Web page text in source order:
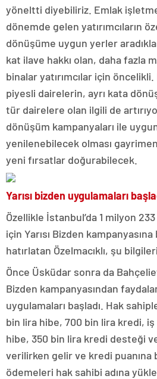
yöneltti diyebiliriz. Emlak
dönemde gelen yatırımcıların
dönüşüme uygun yerler
kat ilave hakkı olan, daha fazla
binalar yatırımcılar için
piyesli dairelerin, ayrı kata
tür dairelere olan ilgili de
dönüşüm kampanyaları ile
yenilenebilecek olması
yeni fırsatlar doğurabilecek.
Yarısı bizden uygulamaları
Özellikle İstanbul’da 1 milyon
için Yarısı Bizden kampanyasına
hatırlatan Özelmacıklı, şu
Önce Üsküdar sonra da
Bizden kampanyasından
uygulamaları başladı. Hak
bin lira hibe, 700 bin lira kredi,
hibe, 350 bin lira kredi desteği
verilirken gelir ve kredi puanına
ödemeleri hak sahibi adına